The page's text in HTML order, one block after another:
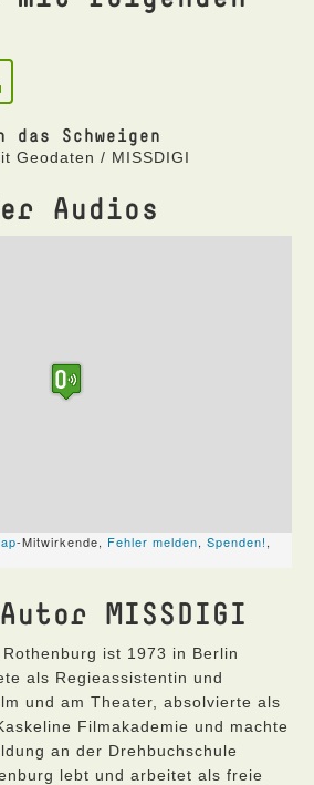
das Schweigen
Geodaten / MISSDIGI
Audios
MISSDIGI
ist 1973 in Berlin
als Regieassistentin und
und am Theater, absolvierte als
Filmakademie und machte
an der Drehbuchschule
lebt und arbeitet als freie